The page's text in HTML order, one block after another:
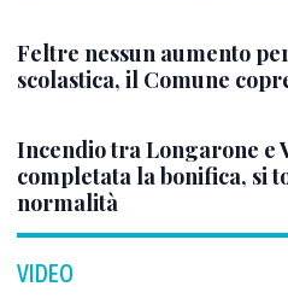
Feltre nessun aumento
scolastica, il Comune
Incendio tra Longarone e
completata la bonifica, si
normalità
VIDEO